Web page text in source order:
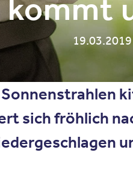
kommt
19.03.2019
sich fröhlich